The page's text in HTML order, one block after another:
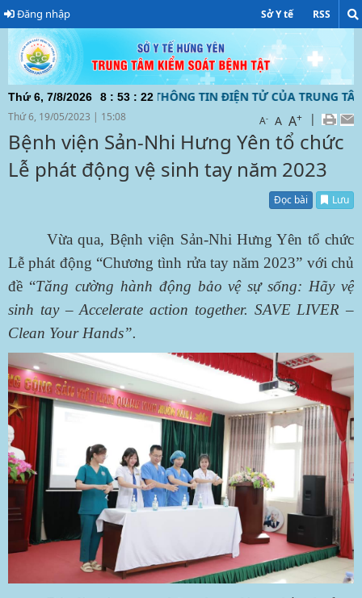
Đăng nhập Sở Y tế RSS
Thứ 6, 7/8/2026 8 : 53 : 23
ĐẾN VỚI TRANG THÔNG TIN ĐIỆN TỬ CỦA TRUNG TÂM
Thứ 6, 19/05/2023 | 15:08 A- A A+ |
Bệnh viện Sản-Nhi Hưng Yên tổ chức
Lễ phát động vệ sinh tay năm 2023
Đọc bài Lưu
Vừa qua, Bệnh viện Sản-Nhi Hưng Yên tổ chức
Lễ phát động “Chương tình rửa tay năm 2023” với chủ
đề “Tăng cường hành động bảo vệ sự sống: Hãy vệ
sinh tay – Accelerate action together. SAVE LIVER –
Clean Your Hands”.